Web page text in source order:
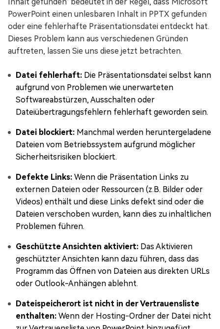
PowerPoint einen unlesbaren Inhalt in PPTX gefunden
oder eine fehlerhafte Präsentationsdatei entdeckt hat.
Dieses Problem kann aus verschiedenen Gründen
auftreten, lassen Sie uns diese jetzt betrachten.
Datei fehlerhaft: Die Präsentationsdatei selbst kann
aufgrund von Problemen wie unerwarteten
Softwareabstürzen, Ausschalten oder
Dateiübertragungsfehlern fehlerhaft geworden sein.
Datei blockiert: Manchmal werden heruntergeladene
Dateien vom Betriebssystem aufgrund möglicher
Sicherheitsrisiken blockiert.
Defekte Links: Wenn die Präsentation Links zu
externen Dateien oder Ressourcen (z.B. Bilder oder
Videos) enthält und diese Links defekt sind oder die
Dateien verschoben wurden, kann dies zu inhaltlichen
Problemen führen.
Geschützte Ansichten aktiviert: Das Aktivieren
geschützter Ansichten kann dazu führen, dass das
Programm das Öffnen von Dateien aus direkten URLs
oder Outlook-Anhängen ablehnt.
Dateispeicherort ist nicht in der Vertrauensliste
enthalten: Wenn der Hosting-Ordner der Datei nicht